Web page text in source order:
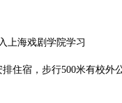
上海戏剧学院学习
住宿，步行500米有校外